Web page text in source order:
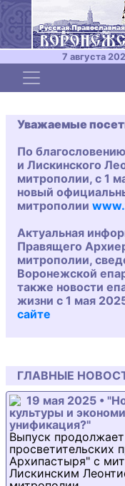
7 августа
Toggle
Уважаемые
По
и Лискинского
митрополии, с 1
новый
митрополии
Актуальная
Правящего
митрополии,
Воронежской
также новости
жизни с 1 мая
сайте
ГЛАВНЫЕ
19 мая 2025 •
культуры и
унификация?"
Выпуск
просветительских
Архипастыря" с
Лискинским